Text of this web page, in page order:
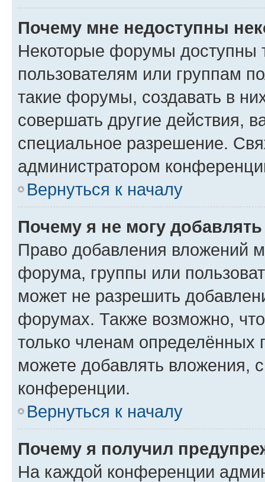
Почему мне недоступны
Некоторые форумы доступны
пользователям или группам
такие форумы, создавать в
совершать другие действия,
специальное разрешение.
администратором
Вернуться к началу
Почему я не могу
Право добавления вложений
форума, группы или
может не разрешить
форумах. Также возможно,
только членам определённых
можете добавлять вложения,
конференции.
Вернуться к началу
Почему я получил
На каждой конференции